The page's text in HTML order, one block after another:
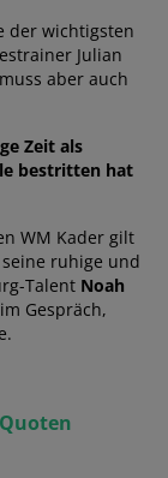
der wichtigsten
Julian
aber auch
Zeit als
bestritten hat
WM Kader gilt
ruhige und
Talent Noah
Gespräch,